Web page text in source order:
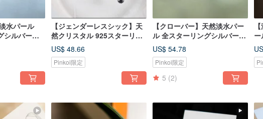
水パール
シルバーピ
【ジェンダーレスシック】天
然クリスタル 925スターリン
グシルバー ピアス/イヤリング
US$ 48.66
Pinkoi限定
【クローバー】天然淡水パー
ル 全スターリングシルバーの
ジルコニアピアス/イヤリング
(ゴールド/シルバー)
US$ 54.78
Pinkoi限定
5 (2)
銀